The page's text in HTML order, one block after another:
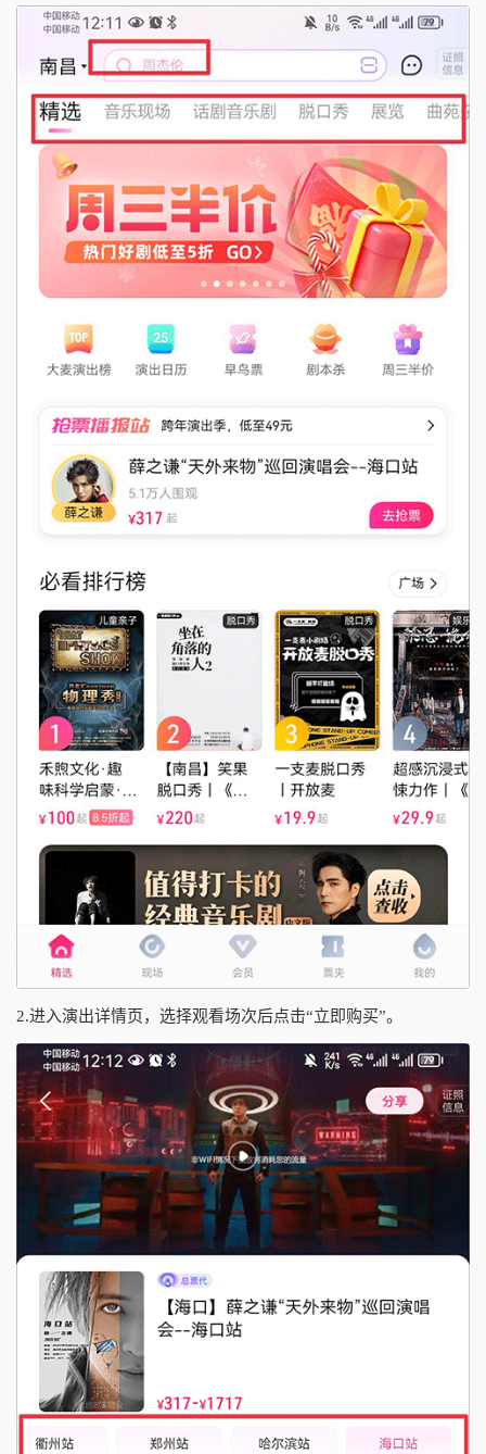
2.进入演出详情页，选择观看场次后点击“立即购买”。